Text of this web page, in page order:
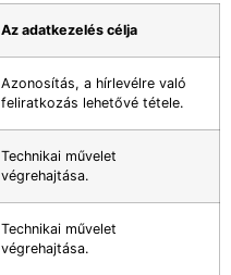
Az adatkezelés célja
Azonosítás, a hírlevélre való
feliratkozás lehetővé tétele.
Technikai művelet
végrehajtása.
Technikai művelet
végrehajtása.